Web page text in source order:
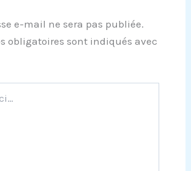
e-mail ne sera pas publiée.
obligatoires sont indiqués avec